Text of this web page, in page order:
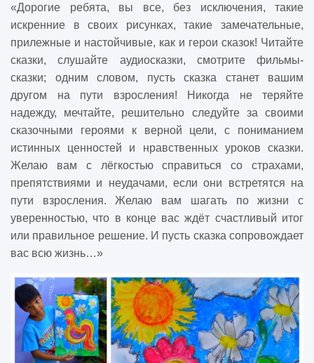
«Дорогие ребята, вы все, без исключения, такие
искренние в своих рисунках, такие замечательные,
прилежные и настойчивые, как и герои сказок! Читайте
сказки, слушайте аудиосказки, смотрите фильмы-
сказки; одним словом, пусть сказка станет вашим
другом на пути взросления! Никогда не теряйте
надежду, мечтайте, решительно следуйте за своими
сказочными героями к верной цели, с пониманием
истинных ценностей и нравственных уроков сказки.
Желаю вам с лёгкостью справиться со страхами,
препятствиями и неудачами, если они встретятся на
пути взросления. Желаю вам шагать по жизни с
уверенностью, что в конце вас ждёт счастливый итог
или правильное решение. И пусть сказка сопровождает
вас всю жизнь…»